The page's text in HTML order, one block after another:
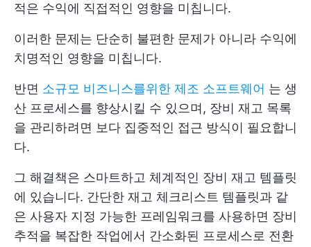
적은 수익에 직접적인 영향을 미칩니다.
이러한 문제는 단순히 불편한 문제가 아니라 수익에
치명적인 영향을 미칩니다.
반면 소규모 비즈니스를위한 제조 소프트웨어 는 생
산 프로세스를 향상시킬 수 있으며, 장비 재고 목록
을 관리하려면 보다 집중적인 접근 방식이 필요합니
다.
그 해결책은 스마트하고 체계적인 장비 재고 템플릿
에 있습니다. 간단한 재고 체크리스트 템플릿과 같
은 사용자 지정 가능한 프레임워크를 사용하면 장비
추적을 복잡한 작업에서 간소화된 프로세스로 전환